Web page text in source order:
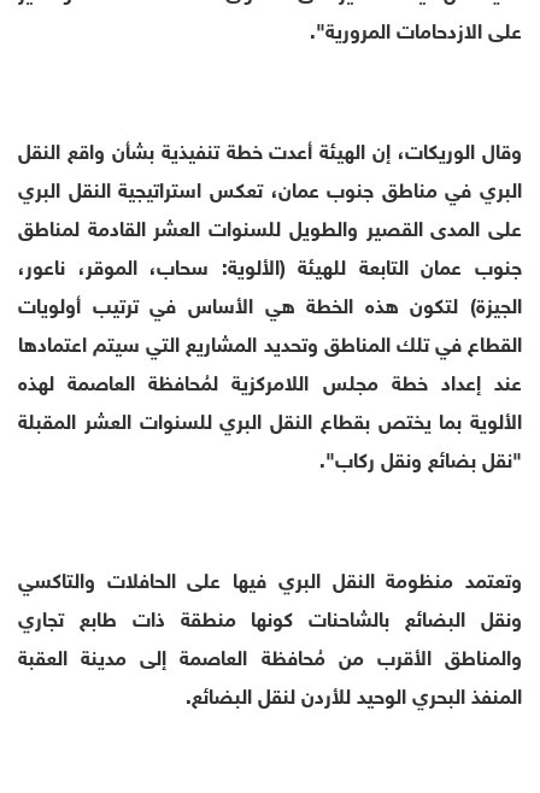
على الازدحامات المرورية".
وقال الوريكات، إن الهيئة أعدت خطة تنفيذية بشأن واقع النقل
البري في مناطق جنوب عمان، تعكس استراتيجية النقل البري
على المدى القصير والطويل للسنوات العشر القادمة لمناطق
جنوب عمان التابعة للهيئة (الألوية: سحاب، الموقر، ناعور،
الجيزة) لتكون هذه الخطة هي الأساس في ترتيب أولويات
القطاع في تلك المناطق وتحديد المشاريع التي سيتم اعتمادها
عند إعداد خطة مجلس اللامركزية لمُحافظة العاصمة لهذه
الألوية بما يختص بقطاع النقل البري للسنوات العشر المقبلة
"نقل بضائع ونقل ركاب".
وتعتمد منظومة النقل البري فيها على الحافلات والتاكسي
ونقل البضائع بالشاحنات كونها منطقة ذات طابع تجاري
والمناطق الأقرب من مُحافظة العاصمة إلى مدينة العقبة
المنفذ البحري الوحيد للأردن لنقل البضائع.